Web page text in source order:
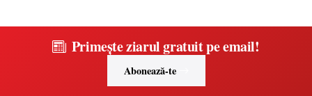
Primește ziarul gratuit pe email!
Abonează-te